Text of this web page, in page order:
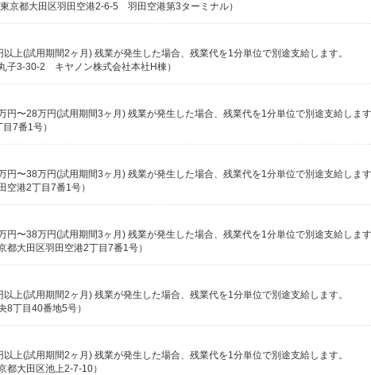
京都大田区羽田空港2-6-5 羽田空港第3ターミナル）
上(試用期間2ヶ月) 残業が発生した場合、残業代を1分単位で別途支給します。
子3-30-2 キヤノン株式会社本社H棟）
7番1号）
港2丁目7番1号）
大田区羽田空港2丁目7番1号）
上(試用期間2ヶ月) 残業が発生した場合、残業代を1分単位で別途支給します。
丁目40番地5号）
上(試用期間2ヶ月) 残業が発生した場合、残業代を1分単位で別途支給します。
大田区池上2-7-10）